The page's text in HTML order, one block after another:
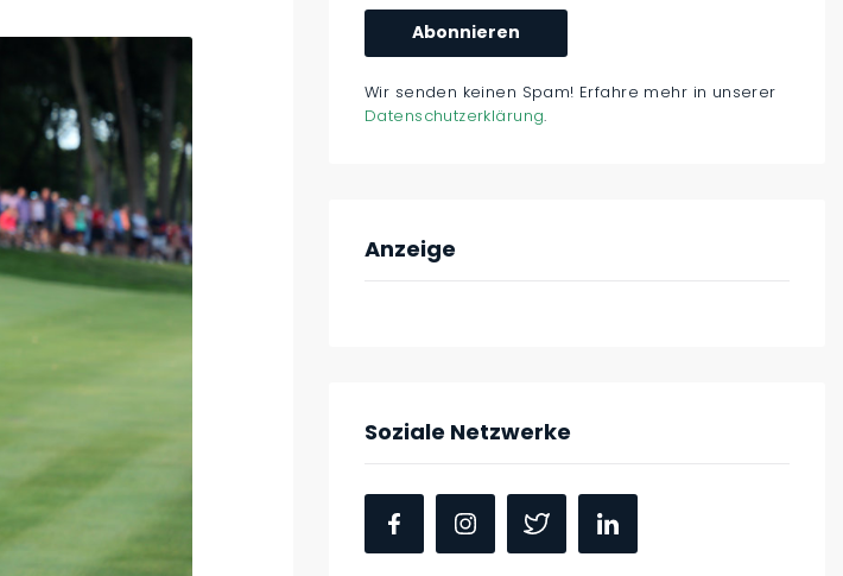
Wir senden keinen Spam! Erfahre mehr in unserer
Datenschutzerklärung.
Anzeige
Soziale Netzwerke